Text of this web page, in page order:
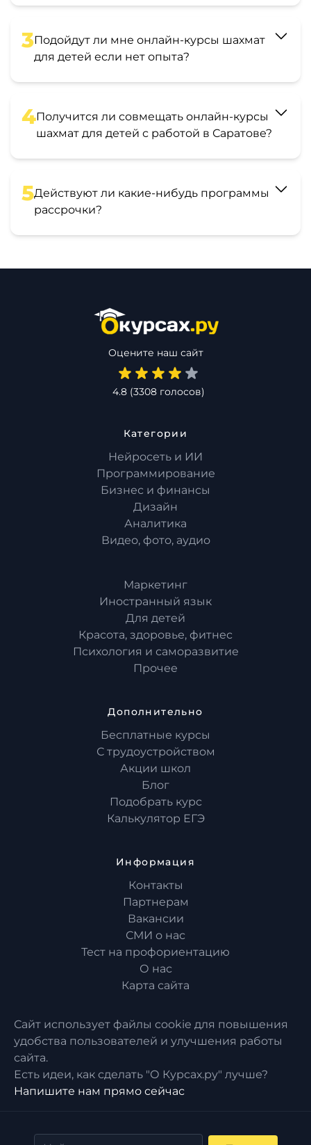
3Подойдут ли мне онлайн-курсы шахмат
для детей если нет опыта?
4Получится ли совмещать онлайн-курсы
шахмат для детей с работой в Саратове?
5Действуют ли какие-нибудь программы
рассрочки?
Оцените наш сайт
4.8(3308голосов)
Категории
Нейросеть и ИИ
Программирование
Бизнес и финансы
Дизайн
Аналитика
Видео, фото, аудио
Маркетинг
Иностранный язык
Для детей
Красота, здоровье, фитнес
Психология и саморазвитие
Прочее
Дополнительно
Бесплатные курсы
С трудоустройством
Акции школ
Блог
Подобрать курс
Калькулятор ЕГЭ
Информация
Контакты
Партнерам
Вакансии
СМИ о нас
Тест на профориентацию
О нас
Карта сайта
Сайт использует файлы cookie для повышения
удобства пользователей и улучшения работы
сайта.
Есть идеи, как сделать "О Курсах.ру" лучше?
Напишите нам прямо сейчас